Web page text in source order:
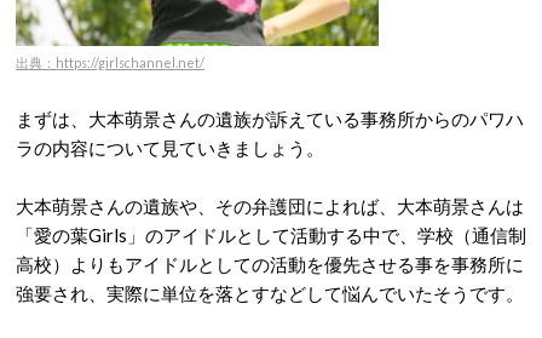
出典：https://girlschannel.net/
まずは、大本萌景さんの遺族が訴えている事務所からのパワハ
ラの内容について見ていきましょう。
大本萌景さんの遺族や、その弁護団によれば、大本萌景さんは
「愛の葉Girls」のアイドルとして活動する中で、学校（通信制
高校）よりもアイドルとしての活動を優先させる事を事務所に
強要され、実際に単位を落とすなどして悩んでいたそうです。